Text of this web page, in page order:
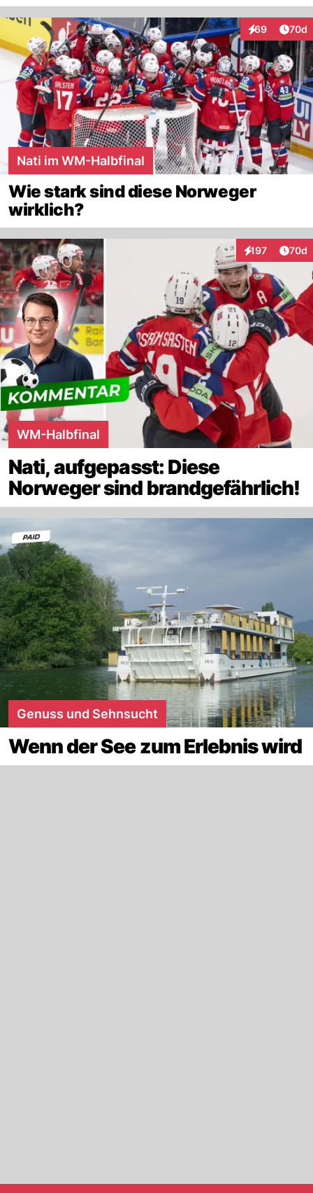
69
Interaktionen
70d
Nati im WM-Halbfinal
Wie stark sind diese Norweger
wirklich?
197
Interaktionen
70d
WM-Halbfinal
Nati, aufgepasst: Diese
Norweger sind brandgefährlich!
Genuss und Sehnsucht
Wenn der See zum Erlebnis wird